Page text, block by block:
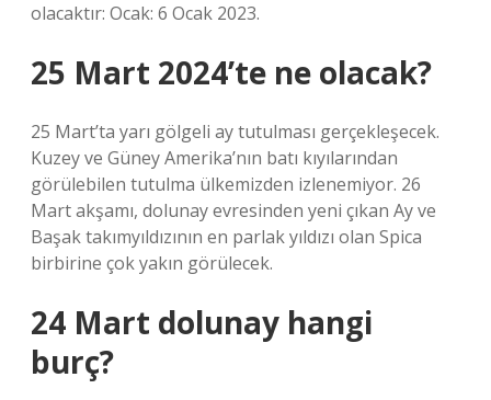
olacaktır: Ocak: 6 Ocak 2023.
25 Mart 2024’te ne olacak?
25 Mart’ta yarı gölgeli ay tutulması gerçekleşecek.
Kuzey ve Güney Amerika’nın batı kıyılarından
görülebilen tutulma ülkemizden izlenemiyor. 26
Mart akşamı, dolunay evresinden yeni çıkan Ay ve
Başak takımyıldızının en parlak yıldızı olan Spica
birbirine çok yakın görülecek.
24 Mart dolunay hangi
burç?